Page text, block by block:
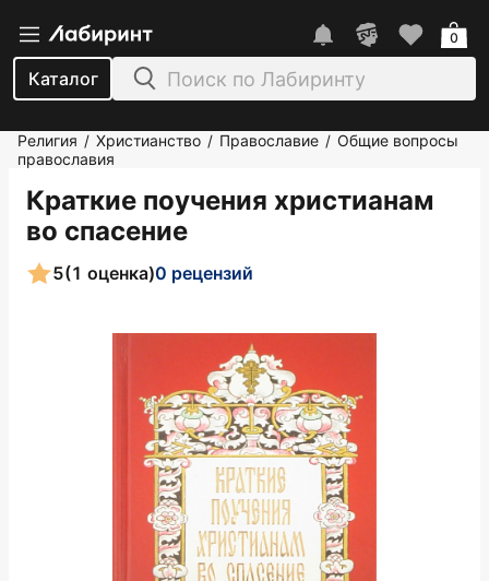
Каталог
0
Религия / Христианство / Православие / Общие вопросы
православия
Краткие поучения христианам
во спасение
5(1 оценка)0 рецензий